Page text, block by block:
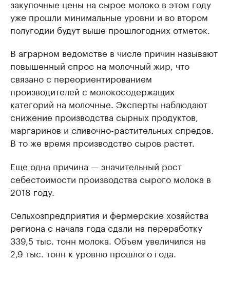
закупочные цены на сырое молоко в этом году
уже прошли минимальные уровни и во втором
полугодии будут выше прошлогодних отметок.
В аграрном ведомстве в числе причин называют
повышенный спрос на молочный жир, что
связано с переориентированием
производителей с молокосодержащих
категорий на молочные. Эксперты наблюдают
снижение производства сырных продуктов,
маргаринов и сливочно-растительных спредов.
В то же время производство сыров растет.
Еще одна причина — значительный рост
себестоимости производства сырого молока в
2018 году.
Сельхозпредприятия и фермерские хозяйства
региона с начала года сдали на переработку
339,5 тыс. тонн молока. Объем увеличился на
2,9 тыс. тонн к уровню прошлого года.